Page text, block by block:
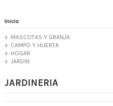
JARDINERIA
Inicio
MASCOTAS Y GRANJA
CAMPO Y HUERTA
HOGAR
JARDIN